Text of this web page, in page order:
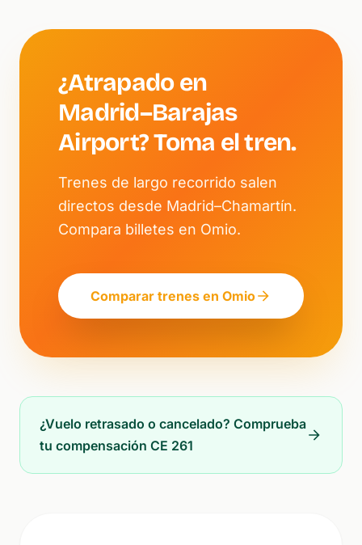
¿Atrapado en
Madrid–Barajas
Airport? Toma el tren.
Trenes de largo recorrido salen
directos desde Madrid–Chamartín.
Compara billetes en Omio.
Comparar trenes en Omio
¿Vuelo retrasado o cancelado? Comprueba
tu compensación CE 261